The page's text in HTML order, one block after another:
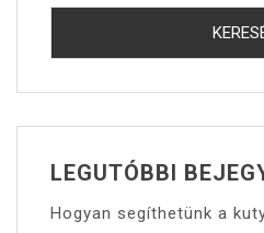
LEGUTÓBBI
Hogyan segíthetünk a